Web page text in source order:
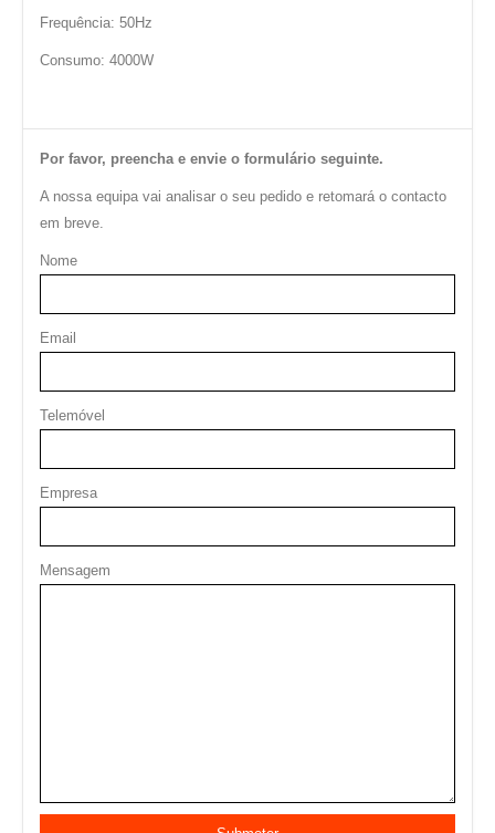
Frequência: 50Hz
Consumo: 4000W
Por favor, preencha e envie o formulário seguinte.
A nossa equipa vai analisar o seu pedido e retomará o contacto
em breve.
Nome
Email
Telemóvel
Empresa
Mensagem